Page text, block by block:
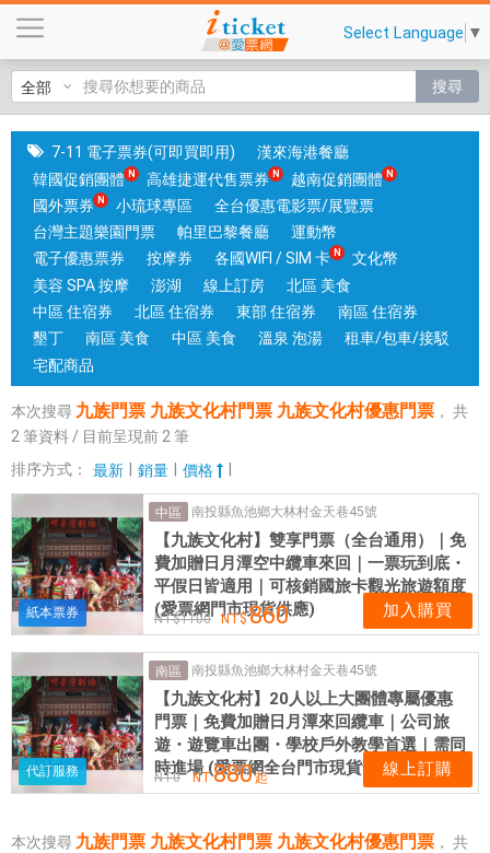
門
票
九
族
文
化
村
門
票
九
族
化
村
門
票
|
愛
票
Select Language ▼
搜尋
7-11 電子票券(可即買即用)
漢來海港餐廳
韓國促銷團體
高雄捷運代售票券
越南促銷團體
國外票券
小琉球專區
全台優惠電影票/展覽票
台灣主題樂園門票
帕里巴黎餐廳
運動幣
電子優惠票券
按摩券 各國WIFI / SIM 卡
文化幣
美容 SPA 按摩
澎湖 線上訂房
北區 美食
中區 住宿券
北區 住宿券 東部 住宿券
南區 住宿券
墾丁
南區 美食 中區 美食 溫泉 泡湯
租車/包車/接駁
宅配商品
本次搜尋 九族門票 九族文化村門票 九族文化村優惠門票 ， 共
2 筆資料 / 目前呈現前 2 筆
排序方式：
最新 銷量 價格
紙本票券
中區 南投縣魚池鄉大林村金天巷45號
【九族文化村】雙享門票（全台通用）｜免
費加贈日月潭空中纜車來回｜一票玩到底・
平假日皆適用｜可核銷國旅卡觀光旅遊額度
(愛票網門市現貨供應)
1100 860 加入購買
代訂服務
南區 南投縣魚池鄉大林村金天巷45號
【九族文化村】20人以上大團體專屬優惠
門票｜免費加贈日月潭來回纜車｜公司旅
遊・遊覽車出團・學校戶外教學首選｜需同
時進場 (愛票網全台門市現貨預購)
NT0 NT880起 線上訂購
本次搜尋 九族門票 九族文化村門票 九族文化村優惠門票 ， 共